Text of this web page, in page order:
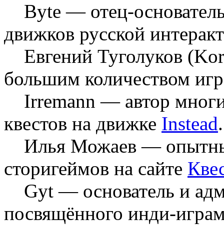
Byte — отец-
движков русской
Евгений Туголуков
большим количеством
Irremann — автор
квестов на движке Instead.
Илья Можаев —
сторигеймов на сайте
Gyt — основатель и
посвящённого инди-